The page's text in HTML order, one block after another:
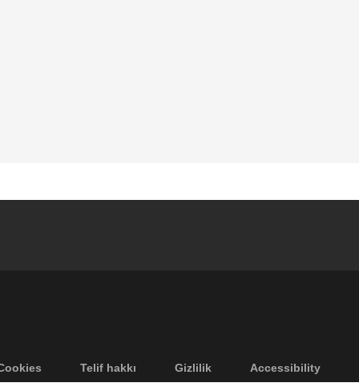
Telif hakkı Gizlilik Accessibility